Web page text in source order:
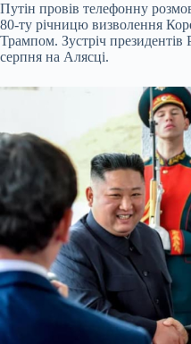
Путін провів телефонну
80-ту річницю визволення
Трампом. Зустріч
серпня на Алясці.